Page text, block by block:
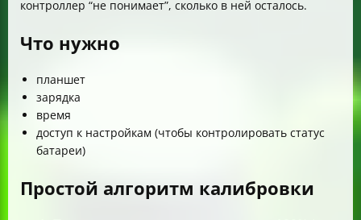
контроллер “не понимает”, сколько в ней осталось.
Что нужно
планшет
зарядка
время
доступ к настройкам (чтобы контролировать статус
батареи)
Простой алгоритм калибровки